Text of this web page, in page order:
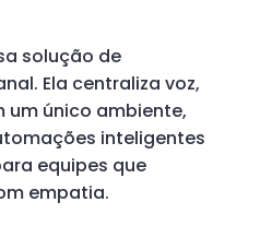
solução de
Ela centraliza voz,
um único ambiente,
inteligentes
equipes que
empatia.